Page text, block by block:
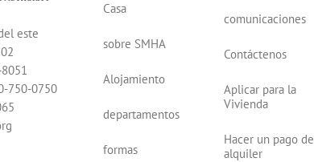
este
750-0750
Casa
sobre SMHA
Alojamiento
departamentos
formas
comunicaciones
Contáctenos
Aplicar para la
Vivienda
Hacer un pago de
alquiler